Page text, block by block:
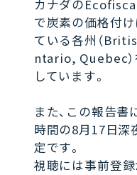
カナダの
で炭素の価格付
ている各州（
ntario, Quebec
しています。
また、この報告
時間の8月17日深
定です。
視聴には事前登録